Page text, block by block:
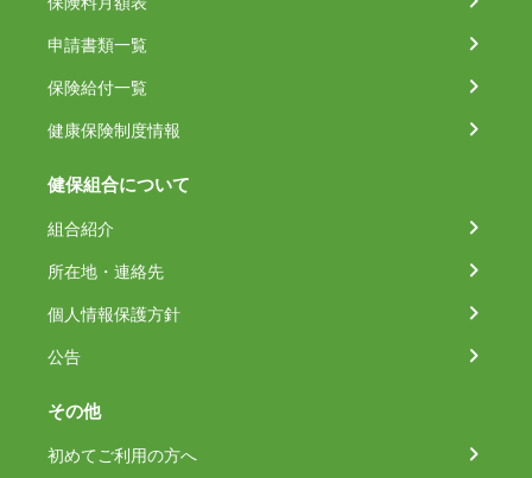
申請書類一覧
保険給付一覧
健康保険制度情報
健保組合について
組合紹介
所在地・連絡先
個人情報保護方針
公告
その他
初めてご利用の方へ